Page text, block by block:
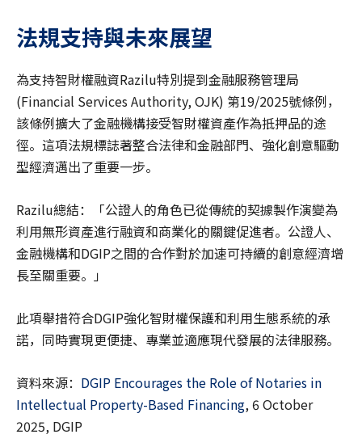
法規支持與未來展望
為支持智財權融資Razilu特別提到金融服務管理局
(Financial Services Authority, OJK) 第19/2025號條例，
該條例擴大了金融機構接受智財權資產作為抵押品的途
徑。這項法規標誌著整合法律和金融部門、強化創意驅動
型經濟邁出了重要一步。
Razilu總結：「公證人的角色已從傳統的契據製作演變為
利用無形資產進行融資和商業化的關鍵促進者。公證人、
金融機構和DGIP之間的合作對於加速可持續的創意經濟增
長至關重要。」
此項舉措符合DGIP強化智財權保護和利用生態系統的承
諾，同時實現更便捷、專業並適應現代發展的法律服務。
資料來源： DGIP Encourages the Role of Notaries in
Intellectual Property-Based Financing, 6 October
2025, DGIP